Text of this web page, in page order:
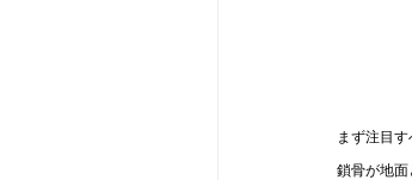
まず注目す
鎖骨が地面